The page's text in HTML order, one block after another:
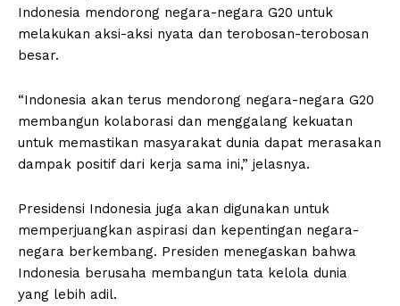
Indonesia mendorong negara-negara G20 untuk
melakukan aksi-aksi nyata dan terobosan-terobosan
besar.
“Indonesia akan terus mendorong negara-negara G20
membangun kolaborasi dan menggalang kekuatan
untuk memastikan masyarakat dunia dapat merasakan
dampak positif dari kerja sama ini,” jelasnya.
Presidensi Indonesia juga akan digunakan untuk
memperjuangkan aspirasi dan kepentingan negara-
negara berkembang. Presiden menegaskan bahwa
Indonesia berusaha membangun tata kelola dunia
yang lebih adil.